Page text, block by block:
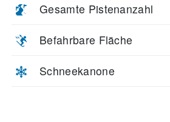
Gesamte Pistenanzahl
Befahrbare Fläche
Schneekanone